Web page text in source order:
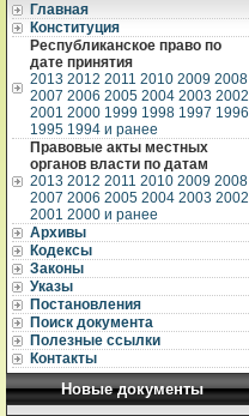
Главная
Конституция
Республиканское право по
дате принятия
2013 2012 2011 2010 2009 2008
2007 2006 2005 2004 2003 2002
2001 2000 1999 1998 1997 1996
1995 1994 и ранее
Правовые акты местных
органов власти по датам
2013 2012 2011 2010 2009 2008
2007 2006 2005 2004 2003 2002
2001 2000 и ранее
Архивы
Кодексы
Законы
Указы
Постановления
Поиск документа
Полезные ссылки
Контакты
Новые документы